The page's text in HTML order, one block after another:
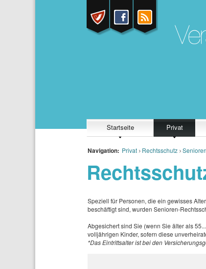
Startseite Privat
Navigation: Privat Rechtsschutz Senioren
Speziell für Personen, die ein gewisses
beschäftigt sind, wurden Senioren-
Abgesichert sind Sie (wenn Sie älter als
volljährigen Kinder, sofern diese
*Das Eintrittsalter ist bei den